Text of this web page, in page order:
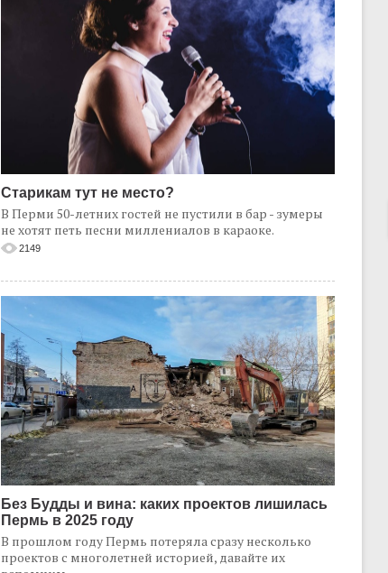
Старикам тут не место?
В Перми 50-летних гостей не пустили в бар - зумеры
не хотят петь песни миллениалов в караоке.
2149
Без Будды и вина: каких проектов лишилась
Пермь в 2025 году
В прошлом году Пермь потеряла сразу несколько
проектов с многолетней историей, давайте их